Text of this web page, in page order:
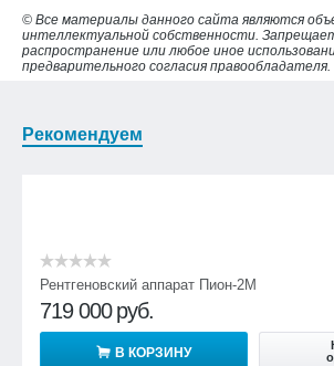
© Все материалы данного сайта являются
интеллектуальной собственности.
распространение или любое иное
предварительного согласия правообладателя.
Рекомендуем
Рентгеновский аппарат Пион-2М
719 000 руб.
В КОРЗИНУ